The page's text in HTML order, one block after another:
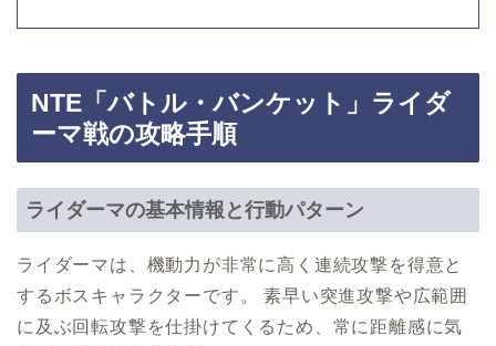
NTE「バトル・バンケット」ライダ
ーマ戦の攻略手順
ライダーマの基本情報と行動パターン
ライダーマは、機動力が非常に高く連続攻撃を得意と
するボスキャラクターです。 素早い突進攻撃や広範囲
に及ぶ回転攻撃を仕掛けてくるため、常に距離感に気